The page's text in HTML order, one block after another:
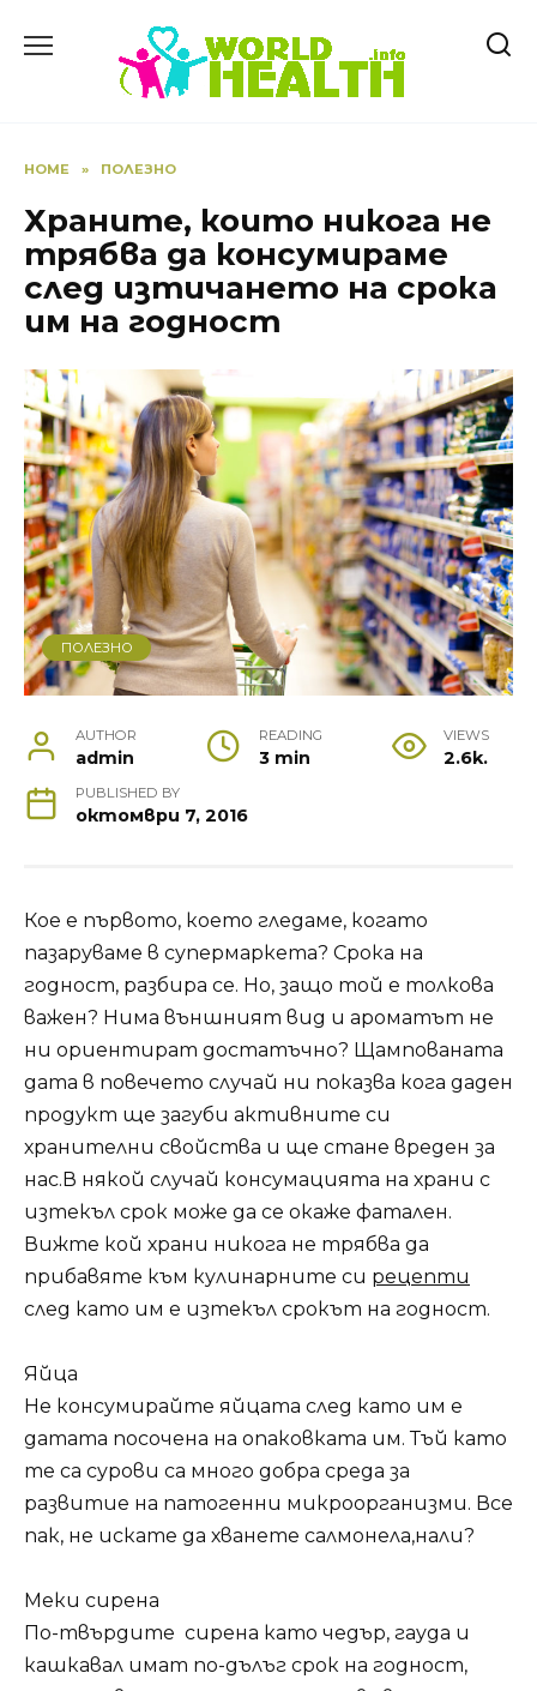
HOME » ПОЛЕЗНО
Храните, които никога не
трябва да консумираме
след изтичането на срока
им на годност
ПОЛЕЗНО
AUTHOR
admin
READING
3 min
VIEWS
2.6k.
PUBLISHED BY
октомври 7, 2016
Кое е първото, което гледаме, когато
пазаруваме в супермаркета? Срока на
годност, разбира се. Но, защо той е толкова
важен? Нима външният вид и ароматът не
ни ориентират достатъчно? Щампованата
дата в повечето случай ни показва кога даден
продукт ще загуби активните си
хранителни свойства и ще стане вреден за
нас.В някой случай консумацията на храни с
изтекъл срок може да се окаже фатален.
Вижте кой храни никога не трябва да
прибавяте към кулинарните си рецепти
след като им е изтекъл срокът на годност.
Яйца
Не консумирайте яйцата след като им е
датата посочена на опаковката им. Тъй като
те са сурови са много добра среда за
развитие на патогенни микроорганизми. Все
пак, не искате да хванете салмонела,нали?
Меки сирена
По-твърдите сирена като чедър, гауда и
кашкавал имат по-дълъг срок на годност,